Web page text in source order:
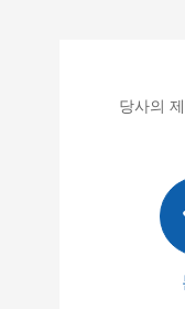
당사의